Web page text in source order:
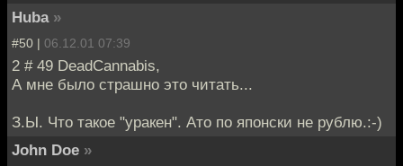
Huba »
#50 | 06.12.01 07:39
2 # 49 DeadCannabis,
А мне было страшно это читать...
З.Ы. Что такое "уракен". Ато по японски не рублю.:-)
John Doe »